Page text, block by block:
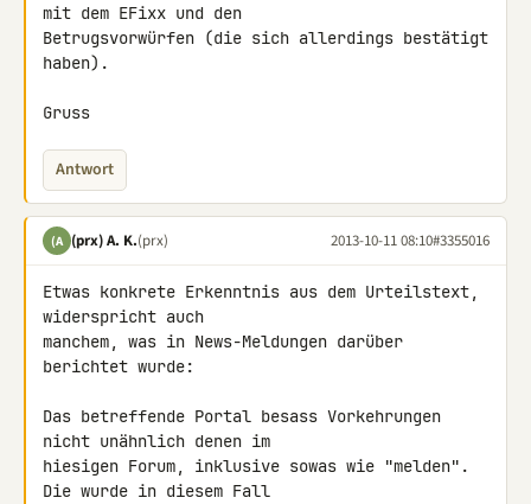
mit dem EFixx und den
Betrugsvorwürfen (die sich allerdings bestätigt
haben).
Gruss
Antwort
(A (prx) A. K.(prx) 2013-10-11 08:10#3355016
Etwas konkrete Erkenntnis aus dem Urteilstext,
widerspricht auch
manchem, was in News-Meldungen darüber
berichtet wurde:
Das betreffende Portal besass Vorkehrungen
nicht unähnlich denen im
hiesigen Forum, inklusive sowas wie "melden".
Die wurde in diesem Fall